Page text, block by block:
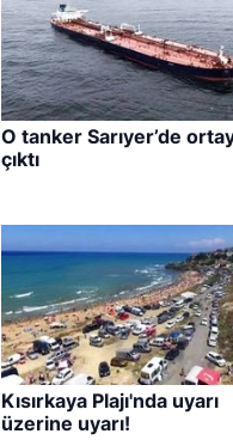
O tanker Sarıyer’de
çıktı
Kısırkaya Plajı'nda uyarı
üzerine uyarı!